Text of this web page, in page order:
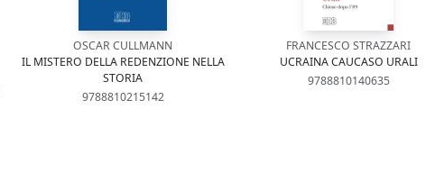
OSCAR CULLMANN
IL MISTERO DELLA REDENZIONE NELLA
STORIA
9788810215142
FRANCESCO STRAZZARI
UCRAINA CAUCASO URALI
9788810140635